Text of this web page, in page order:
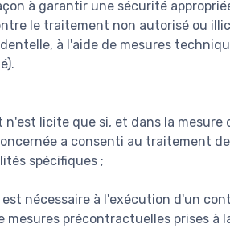
à garantir une sécurité
le traitement non autorisé ou
à l'aide de mesures
licite que si, et dans la mesure
a consenti au traitement
spécifiques ;
nécessaire à l'exécution d'un
mesures précontractuelles prises à